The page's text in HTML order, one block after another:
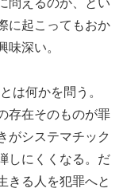
に起こってもおか
味深い。
は何かを問う。
存在そのものが罪
がシステマチック
しにくくなる。だ
きる人を犯罪へと